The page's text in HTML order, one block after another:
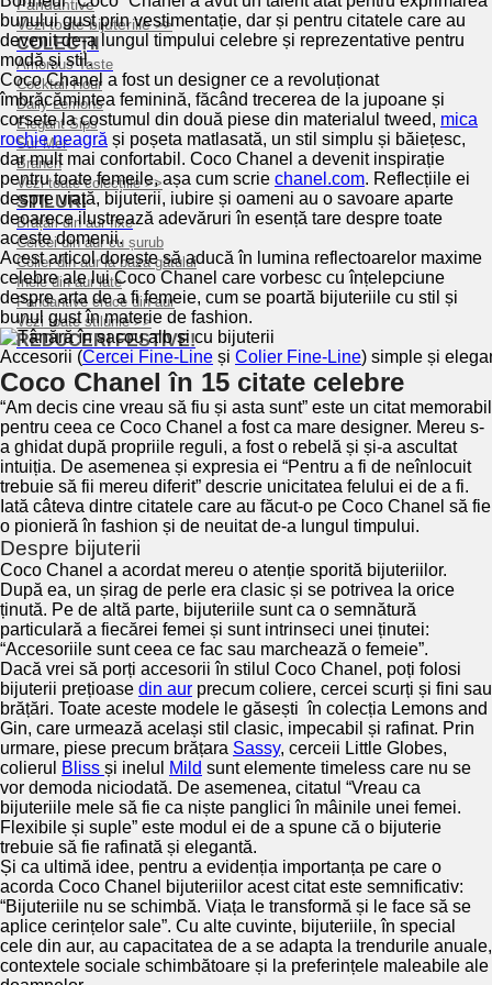
Pandantive
Vezi toate bijuteriile >>
COLECȚII
Amorous Taste
Cocktail Hour
Daily Lemons
Elegant Sips
Sur Mer
Branch
Vezi toate colecțiile >>
STILURI
Brățări din aur fixe
Cercei din aur cu șurub
Colier din aur la baza gâtului
Inele din aur late
Pandantive cruce din aur
Vezi toate stilurile >>
REDUCERI FESTIVE!
bunului gust prin vestimentație, dar și pentru citatele care au
devenit de-a lungul timpului celebre și reprezentative pentru
modă și stil.
Coco Chanel a fost un designer ce a revoluționat
îmbrăcămintea feminină, făcând trecerea de la jupoane și
corsete la costumul din două piese din materialul tweed, mica
rochie neagră și poșeta matlasată, un stil simplu și băiețesc,
dar mult mai confortabil. Coco Chanel a devenit inspirație
pentru toate femeile, așa cum scrie chanel.com. Reflecțiile ei
despre viață, bijuterii, iubire și oameni au o savoare aparte
deoarece ilustrează adevăruri în esență tare despre toate
aceste domenii.
Acest articol dorește să aducă în lumina reflectoarelor maxime
celebre ale lui Coco Chanel care vorbesc cu înțelepciune
despre arta de a fi femeie, cum se poartă bijuteriile cu stil și
bunul gust în materie de fashion.
Accesorii (Cercei Fine-Line și Colier Fine-Line) simple și
Coco Chanel în 15 citate celebre
“Am decis cine vreau să fiu și asta sunt” este un citat memorabil
pentru ceea ce Coco Chanel a fost ca mare designer. Mereu s-
a ghidat după propriile reguli, a fost o rebelă și și-a ascultat
intuiția. De asemenea și expresia ei “Pentru a fi de neînlocuit
trebuie să fii mereu diferit” descrie unicitatea felului ei de a fi.
Iată câteva dintre citatele care au făcut-o pe Coco Chanel să fie
o pionieră în fashion și de neuitat de-a lungul timpului.
Despre bijuterii
Coco Chanel a acordat mereu o atenție sporită bijuteriilor.
După ea, un șirag de perle era clasic și se potrivea la orice
ținută. Pe de altă parte, bijuteriile sunt ca o semnătură
particulară a fiecărei femei și sunt intrinseci unei ținutei:
“Accesoriile sunt ceea ce fac sau marchează o femeie”.
Dacă vrei să porți accesorii în stilul Coco Chanel, poți folosi
bijuterii prețioase din aur precum coliere, cercei scurți și fini sau
brățări. Toate aceste modele le găsești în colecția Lemons and
Gin, care urmează același stil clasic, impecabil și rafinat. Prin
urmare, piese precum brățara Sassy, cerceii Little Globes,
colierul
Bliss și inelul Mild sunt elemente timeless care nu se
vor demoda niciodată. De asemenea, citatul “Vreau ca
bijuteriile mele să fie ca niște panglici în mâinile unei femei.
Flexibile și suple” este modul ei de a spune că o bijuterie
trebuie să fie rafinată și elegantă.
Și ca ultimă idee, pentru a evidenția importanța pe care o
acorda Coco Chanel bijuteriilor acest citat este semnificativ:
“Bijuteriile nu se schimbă. Viața le transformă și le face să se
aplice cerințelor sale”. Cu alte cuvinte, bijuteriile, în special
cele din aur, au capacitatea de a se adapta la trendurile anuale,
contextele sociale schimbătoare și la preferințele maleabile ale